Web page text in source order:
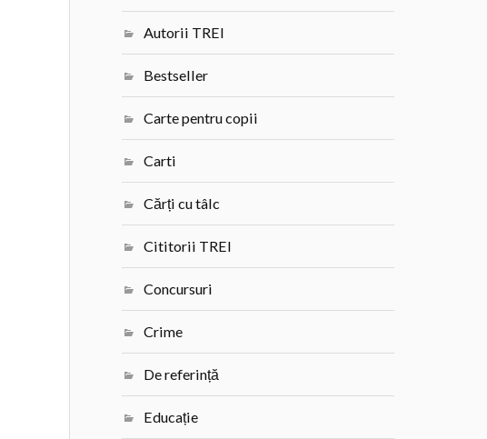
Autorii TREI
Bestseller
Carte pentru copii
Carti
Cărți cu tâlc
Cititorii TREI
Concursuri
Crime
De referință
Educație